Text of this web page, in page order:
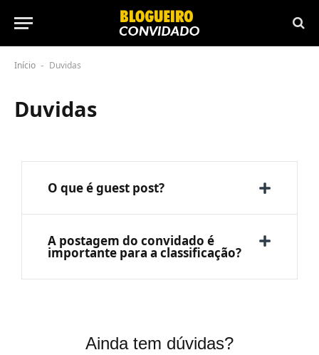
Início - Duvidas
Duvidas
O que é guest post?
A postagem do convidado é
importante para a classificação?
Ainda tem dúvidas?